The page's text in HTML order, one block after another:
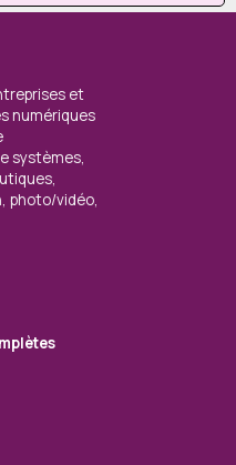
et
numériques
systèmes,
photo/vidéo,